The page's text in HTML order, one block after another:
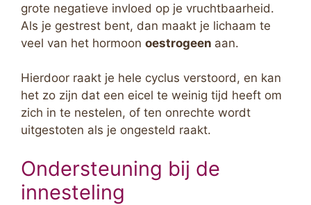
grote negatieve invloed op je vruchtbaarheid.
Als je gestrest bent, dan maakt je lichaam te
veel van het hormoon oestrogeen aan.
Hierdoor raakt je hele cyclus verstoord, en kan
het zo zijn dat een eicel te weinig tijd heeft om
zich in te nestelen, of ten onrechte wordt
uitgestoten als je ongesteld raakt.
Ondersteuning bij de
innesteling